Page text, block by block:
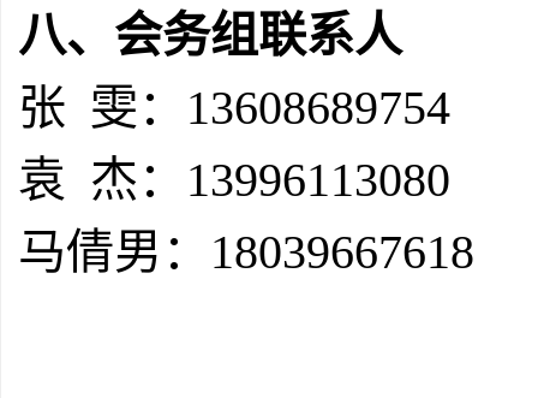
八、会务组联系人
张 雯：13608689754
袁 杰：13996113080
马倩男：18039667618